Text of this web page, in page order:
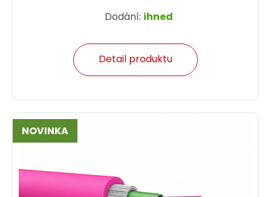
Dodání: ihned
Detail produktu
NOVINKA